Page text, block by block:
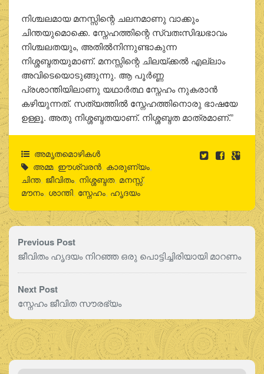
നിശ്ചലമായ മനസ്സിന്റെ ചലനമാണു വാക്കും
ചിന്തയുമൊക്കെ. സ്നേഹത്തിന്റെ സ്വതഃസിദ്ധഭാവം
നിശ്ചലതയും, അതില്‍നിന്നുണ്ടാകുന്ന
നിശ്ശബ്ദതയുമാണ്. മനസ്സിന്റെ ചിലയ്ക്കല്‍ എല്ലാം
അവിടെയൊടുങ്ങുന്നു. ആ പൂര്‍ണ്ണ
പ്രശാന്തിയിലാണു യഥാര്‍ത്ഥ സ്നേഹം നുകരാന്‍
കഴിയുന്നത്. സത്യത്തില്‍ സ്നേഹത്തിനൊരു ഭാഷയേ
ഉള്ളൂ. അതു നിശ്ശബ്ദതയാണ്. നിശ്ശബ്ദത മാത്രമാണ്.”
അമൃതമൊഴികള്‍
അമ്മ, ഈശ്വരന്‍, കാരുണ്യം,
ചിന്ത, ജീവിതം, നിശ്ശബ്ദത, മനസ്സ്,
മൗനം, ശാന്തി, സ്നേഹം, ഹൃദയം
Previous Post
ജീവിതം ഹൃദയം നിറഞ്ഞ ഒരു പൊട്ടിച്ചിരിയായി മാറണം
Next Post
സ്നേഹം ജീവിത സൗരഭ്യം